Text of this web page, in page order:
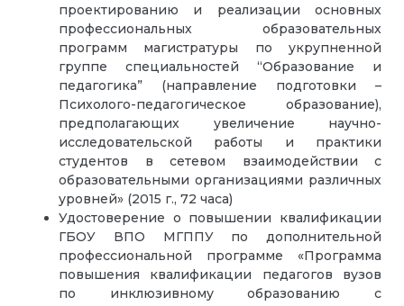
проектированию и реализации основных
профессиональных образовательных
программ магистратуры по укрупненной
группе специальностей “Образование и
педагогика” (направление подготовки –
Психолого-педагогическое образование),
предполагающих увеличение научно-
исследовательской работы и практики
студентов в сетевом взаимодействии с
образовательными организациями различных
уровней» (2015 г., 72 часа)
Удостоверение о повышении квалификации
ГБОУ ВПО МГППУ по дополнительной
профессиональной программе «Программа
повышения квалификации педагогов вузов
по инклюзивному образованию с